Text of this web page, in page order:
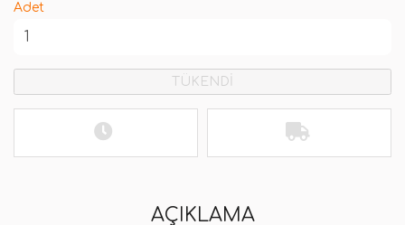
Adet
TÜKENDİ
AÇIKLAMA